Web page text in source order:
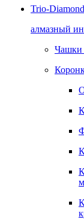
Trio-Diamond
алмазный